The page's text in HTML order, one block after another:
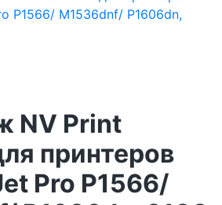
NV Print
принтеров
Pro P1566/